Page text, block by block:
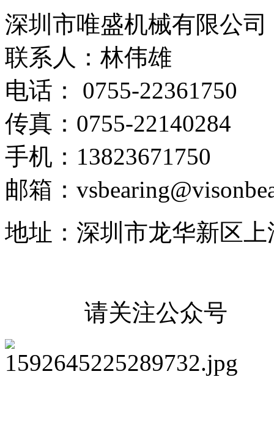
深圳市唯盛机械有限公司
联系人：林伟雄
电话： 0755-22361750
传真：0755-22140284
手机：13823671750
邮箱：
地址：深圳市龙华新区
请关注公众号